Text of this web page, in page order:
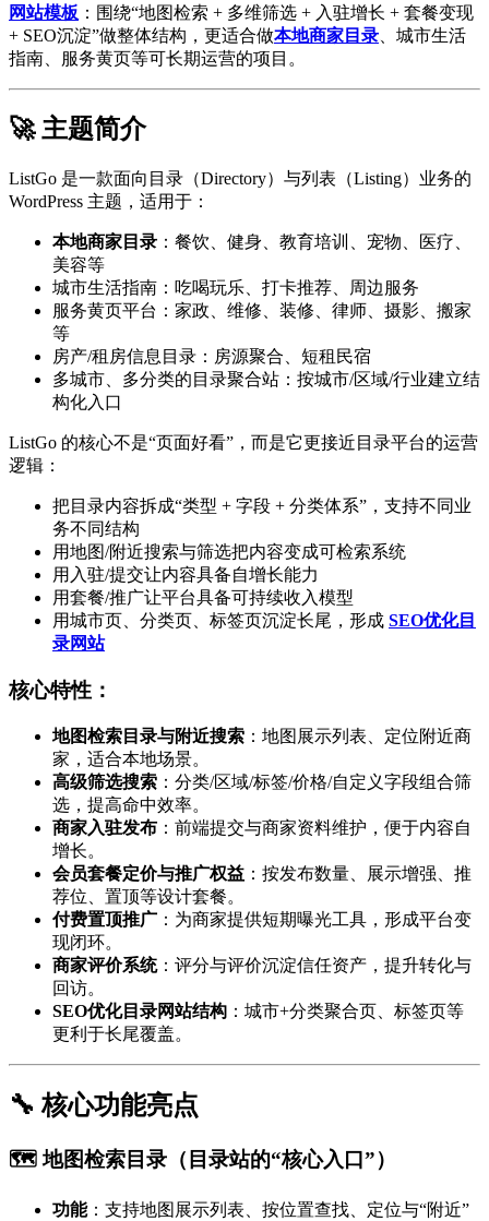
网站模板 ：围绕“地图检索 + 多维筛选 + 入驻增长 + 套餐变现
+ SEO沉淀”做整体结构，更适合做本地商家目录 、城市生活
指南、服务黄页等可长期运营的项目。
🚀 主题简介
ListGo 是一款面向目录（Directory）与列表（Listing）业务的
WordPress 主题，适用于：
本地商家目录 ：餐饮、健身、教育培训、宠物、医疗、
美容等
城市生活指南：吃喝玩乐、打卡推荐、周边服务
服务黄页平台：家政、维修、装修、律师、摄影、搬家
等
房产/租房信息目录：房源聚合、短租民宿
多城市、多分类的目录聚合站：按城市/区域/行业建立结
构化入口
ListGo 的核心不是“页面好看”，而是它更接近目录平台的运营
逻辑：
把目录内容拆成“类型 + 字段 + 分类体系”，支持不同业
务不同结构
用地图/附近搜索与筛选把内容变成可检索系统
用入驻/提交让内容具备自增长能力
用套餐/推广让平台具备可持续收入模型
用城市页、分类页、标签页沉淀长尾，形成 SEO优化目
录网站
核心特性：
地图检索目录与附近搜索 ：地图展示列表、定位附近商
家，适合本地场景。
高级筛选搜索 ：分类/区域/标签/价格/自定义字段组合筛
选，提高命中效率。
商家入驻发布 ：前端提交与商家资料维护，便于内容自
增长。
会员套餐定价与推广权益 ：按发布数量、展示增强、推
荐位、置顶等设计套餐。
付费置顶推广 ：为商家提供短期曝光工具，形成平台变
现闭环。
商家评价系统：评分与评价沉淀信任资产，提升转化与
回访。
SEO优化目录网站结构 ：城市+分类聚合页、标签页等
更利于长尾覆盖。
🔧 核心功能亮点
🗺️ 地图检索目录（目录站的“核心入口”）
功能：支持地图展示列表、按位置查找、定位与“附近”